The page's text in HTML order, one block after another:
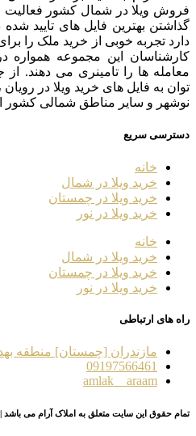
فروش ویلا در شمال کشور فعالیت
گذاشتن بهترین فایل های تایید
دارد تجربه خوبی از خرید ملک را
کارشناسان این مجموعه همواره
معامله ها را تامینری می دهند.
توان به فایل های خرید ویلا در رویان
نوشهر و سایر مناطق شمالی کشور
دسترسی سریع
خانه
خرید ویلا در شمال
خرید ویلا در چمستان
خرید ویلا در نور
خانه
خرید ویلا در شمال
خرید ویلا در چمستان
خرید ویلا در نور
راه های ارتباطی
مازندران [چمستان] منطقه
09197566461
amlak__araam
تمام حقوق این سایت متعلق به املاک آرام می باشد | Copyright ©2023